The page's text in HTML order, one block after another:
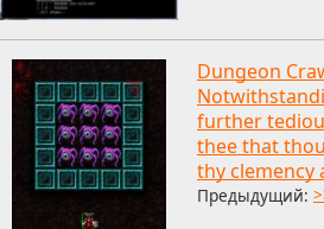
Dungeon
further
thee that
thy clemency
Предыдущий: